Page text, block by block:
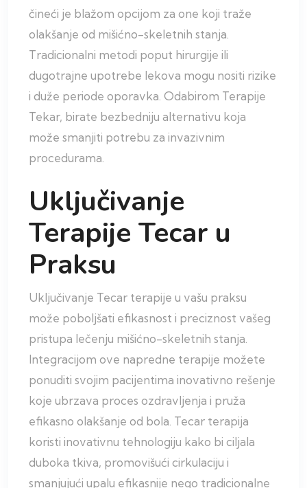
čineći je blažom opcijom za one koji traže
olakšanje od mišićno-skeletnih stanja.
Tradicionalni metodi poput hirurgije ili
dugotrajne upotrebe lekova mogu nositi rizike
i duže periode oporavka. Odabirom Terapije
Tekar, birate bezbedniju alternativu koja
može smanjiti potrebu za invazivnim
procedurama.
Uključivanje
Terapije Tecar u
Praksu
Uključivanje Tecar terapije u vašu praksu
može poboljšati efikasnost i preciznost vašeg
pristupa lečenju mišićno-skeletnih stanja.
Integracijom ove napredne terapije možete
ponuditi svojim pacijentima inovativno rešenje
koje ubrzava proces ozdravljenja i pruža
efikasno olakšanje od bola. Tecar terapija
koristi inovativnu tehnologiju kako bi ciljala
duboka tkiva, promovišući cirkulaciju i
smanjujući upalu efikasnije nego tradicionalne